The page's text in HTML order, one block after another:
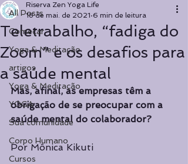
All Posts
Começar
Yoga & Meditação
artigos
Yoga & Meditação
YOGA
Sua comunidade
Corpo Humano
Cursos
Teletrabalho, “fadiga do
Zoom” e os desafios para
a saúde mental
Riserva Zen Yoga Life
18 de mai. de 2021 6 min de leitura
Mas, afinal, as empresas têm a
obrigação de se preocupar com a
saúde mental do colaborador?
Por Mônica Kikuti